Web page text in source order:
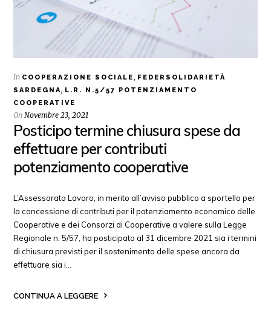
In COOPERAZIONE SOCIALE, FEDERSOLIDARIETÀ
SARDEGNA, L.R. N.5/57 POTENZIAMENTO
COOPERATIVE
OnNovembre 23, 2021
Posticipo termine chiusura spese da
effettuare per contributi
potenziamento cooperative
L’Assessorato Lavoro, in merito all’avviso pubblico a sportello per
la concessione di contributi per il potenziamento economico delle
Cooperative e dei Consorzi di Cooperative a valere sulla Legge
Regionale n. 5/57, ha posticipato al 31 dicembre 2021 sia i termini
di chiusura previsti per il sostenimento delle spese ancora da
effettuare sia i…
CONTINUA A LEGGERE